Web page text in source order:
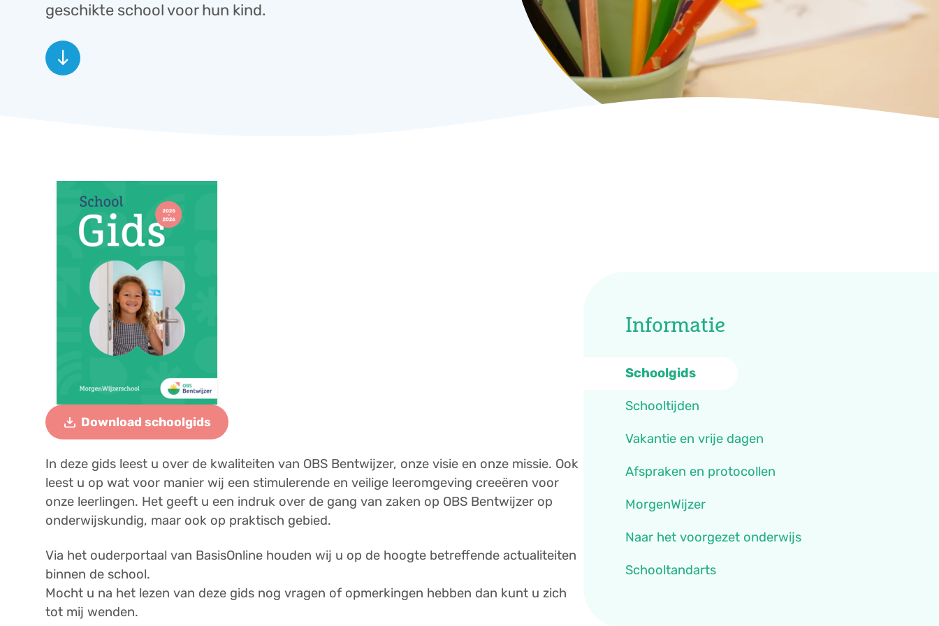
geschikte school voor hun kind.
south
download Download schoolgids
In deze gids leest u over de kwaliteiten van OBS Bentwijzer, onze visie en onze missie. Ook
leest u op wat voor manier wij een stimulerende en veilige leeromgeving creeëren voor
onze leerlingen. Het geeft u een indruk over de gang van zaken op OBS Bentwijzer op
onderwijskundig, maar ook op praktisch gebied.
Via het ouderportaal van BasisOnline houden wij u op de hoogte betreffende actualiteiten
binnen de school.
​Mocht u na het lezen van deze gids nog vragen of opmerkingen hebben dan kunt u zich
tot mij wenden.
Informatie
Schoolgids
Schooltijden
Vakantie en vrije dagen
Afspraken en protocollen
MorgenWijzer
Naar het voorgezet onderwijs
Schooltandarts